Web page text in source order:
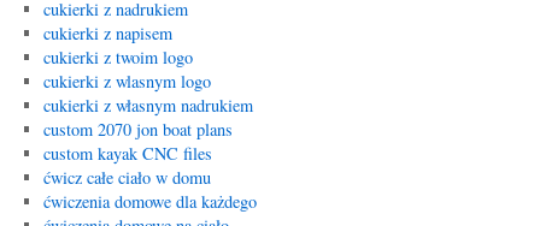
cukierki z nadrukiem
cukierki z napisem
cukierki z twoim logo
cukierki z wlasnym logo
cukierki z własnym nadrukiem
custom 2070 jon boat plans
custom kayak CNC files
ćwicz całe ciało w domu
ćwiczenia domowe dla każdego